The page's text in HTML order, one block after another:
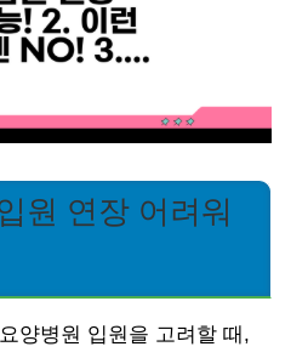
원 연장 어려워
양병원 입원을 고려할 때,